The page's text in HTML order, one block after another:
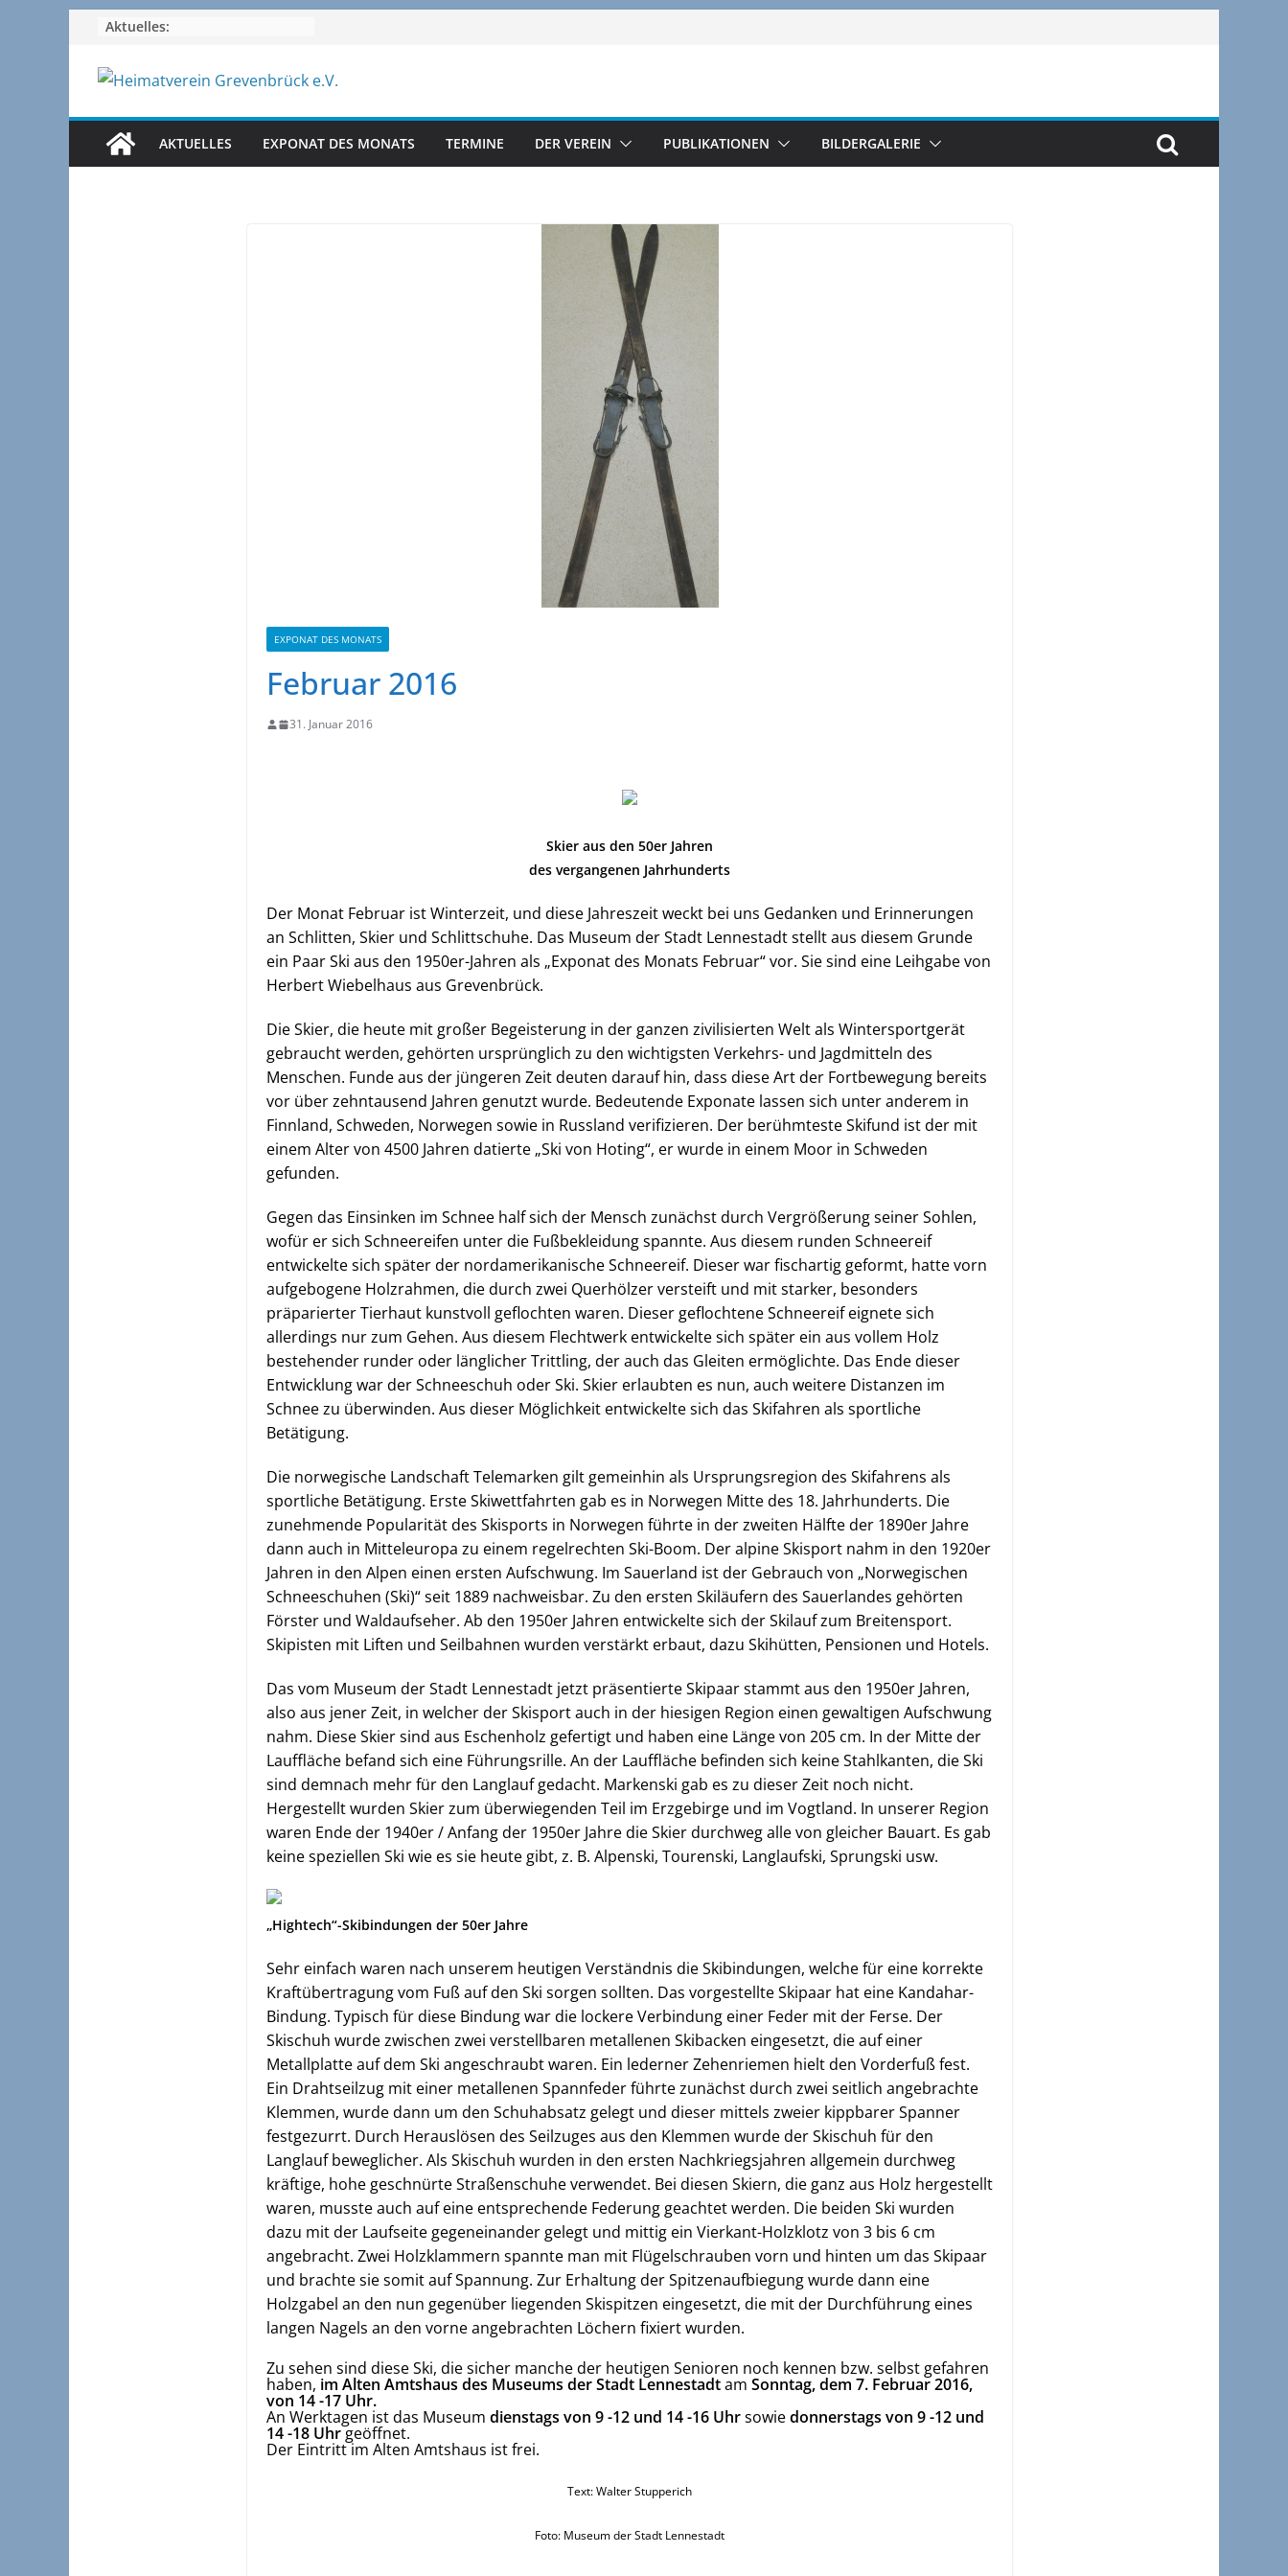
springen
Aktuelles:
AKTUELLES EXPONAT DES MONATS TERMINE DER VEREIN PUBLIKATIONEN BILDERGALERIE
EXPONAT DES MONATS
Februar 2016
31. Januar 2016
Skier aus den 50er Jahren
des vergangenen Jahrhunderts
Der Monat Februar ist Winterzeit, und diese Jahreszeit weckt bei uns Gedanken und Erinnerungen
an Schlitten, Skier und Schlittschuhe. Das Museum der Stadt Lennestadt stellt aus diesem Grunde
ein Paar Ski aus den 1950er-Jahren als „Exponat des Monats Februar“ vor. Sie sind eine Leihgabe von
Herbert Wiebelhaus aus Grevenbrück.
Die Skier, die heute mit großer Begeisterung in der ganzen zivilisierten Welt als Wintersportgerät
gebraucht werden, gehörten ursprünglich zu den wichtigsten Verkehrs- und Jagdmitteln des
Menschen. Funde aus der jüngeren Zeit deuten darauf hin, dass diese Art der Fortbewegung bereits
vor über zehntausend Jahren genutzt wurde. Bedeutende Exponate lassen sich unter anderem in
Finnland, Schweden, Norwegen sowie in Russland verifizieren. Der berühmteste Skifund ist der mit
einem Alter von 4500 Jahren datierte „Ski von Hoting“, er wurde in einem Moor in Schweden
gefunden.
Gegen das Einsinken im Schnee half sich der Mensch zunächst durch Vergrößerung seiner Sohlen,
wofür er sich Schneereifen unter die Fußbekleidung spannte. Aus diesem runden Schneereif
entwickelte sich später der nordamerikanische Schneereif. Dieser war fischartig geformt, hatte vorn
aufgebogene Holzrahmen, die durch zwei Querhölzer versteift und mit starker, besonders
präparierter Tierhaut kunstvoll geflochten waren. Dieser geflochtene Schneereif eignete sich
allerdings nur zum Gehen. Aus diesem Flechtwerk entwickelte sich später ein aus vollem Holz
bestehender runder oder länglicher Trittling, der auch das Gleiten ermöglichte. Das Ende dieser
Entwicklung war der Schneeschuh oder Ski. Skier erlaubten es nun, auch weitere Distanzen im
Schnee zu überwinden. Aus dieser Möglichkeit entwickelte sich das Skifahren als sportliche
Betätigung.
Die norwegische Landschaft Telemarken gilt gemeinhin als Ursprungsregion des Skifahrens als
sportliche Betätigung. Erste Skiwettfahrten gab es in Norwegen Mitte des 18. Jahrhunderts. Die
zunehmende Popularität des Skisports in Norwegen führte in der zweiten Hälfte der 1890er Jahre
dann auch in Mitteleuropa zu einem regelrechten Ski-Boom. Der alpine Skisport nahm in den 1920er
Jahren in den Alpen einen ersten Aufschwung. Im Sauerland ist der Gebrauch von „Norwegischen
Schneeschuhen (Ski)“ seit 1889 nachweisbar. Zu den ersten Skiläufern des Sauerlandes gehörten
Förster und Waldaufseher. Ab den 1950er Jahren entwickelte sich der Skilauf zum Breitensport.
Skipisten mit Liften und Seilbahnen wurden verstärkt erbaut, dazu Skihütten, Pensionen und Hotels.
Das vom Museum der Stadt Lennestadt jetzt präsentierte Skipaar stammt aus den 1950er Jahren,
also aus jener Zeit, in welcher der Skisport auch in der hiesigen Region einen gewaltigen Aufschwung
nahm. Diese Skier sind aus Eschenholz gefertigt und haben eine Länge von 205 cm. In der Mitte der
Lauffläche befand sich eine Führungsrille. An der Lauffläche befinden sich keine Stahlkanten, die Ski
sind demnach mehr für den Langlauf gedacht. Markenski gab es zu dieser Zeit noch nicht.
Hergestellt wurden Skier zum überwiegenden Teil im Erzgebirge und im Vogtland. In unserer Region
waren Ende der 1940er / Anfang der 1950er Jahre die Skier durchweg alle von gleicher Bauart. Es gab
keine speziellen Ski wie es sie heute gibt, z. B. Alpenski, Tourenski, Langlaufski, Sprungski usw.
„Hightech“-Skibindungen der 50er Jahre
Sehr einfach waren nach unserem heutigen Verständnis die Skibindungen, welche für eine korrekte
Kraftübertragung vom Fuß auf den Ski sorgen sollten. Das vorgestellte Skipaar hat eine Kandahar-
Bindung. Typisch für diese Bindung war die lockere Verbindung einer Feder mit der Ferse. Der
Skischuh wurde zwischen zwei verstellbaren metallenen Skibacken eingesetzt, die auf einer
Metallplatte auf dem Ski angeschraubt waren. Ein lederner Zehenriemen hielt den Vorderfuß fest.
Ein Drahtseilzug mit einer metallenen Spannfeder führte zunächst durch zwei seitlich angebrachte
Klemmen, wurde dann um den Schuhabsatz gelegt und dieser mittels zweier kippbarer Spanner
festgezurrt. Durch Herauslösen des Seilzuges aus den Klemmen wurde der Skischuh für den
Langlauf beweglicher. Als Skischuh wurden in den ersten Nachkriegsjahren allgemein durchweg
kräftige, hohe geschnürte Straßenschuhe verwendet. Bei diesen Skiern, die ganz aus Holz hergestellt
waren, musste auch auf eine entsprechende Federung geachtet werden. Die beiden Ski wurden
dazu mit der Laufseite gegeneinander gelegt und mittig ein Vierkant-Holzklotz von 3 bis 6 cm
angebracht. Zwei Holzklammern spannte man mit Flügelschrauben vorn und hinten um das Skipaar
und brachte sie somit auf Spannung. Zur Erhaltung der Spitzenaufbiegung wurde dann eine
Holzgabel an den nun gegenüber liegenden Skispitzen eingesetzt, die mit der Durchführung eines
langen Nagels an den vorne angebrachten Löchern fixiert wurden.
Zu sehen sind diese Ski, die sicher manche der heutigen Senioren noch kennen bzw. selbst gefahren
haben, im Alten Amtshaus des Museums der Stadt Lennestadtam Sonntag, dem 7. Februar 2016,
von 14 -17 Uhr.
An Werktagen ist das Museum dienstags von 9 -12 und 14 -16 Uhrsowiedonnerstags von 9 -12 und
14 -18 Uhrgeöffnet.
Der Eintritt im Alten Amtshaus ist frei.
Text: Walter Stupperich
Foto: Museum der Stadt Lennestadt